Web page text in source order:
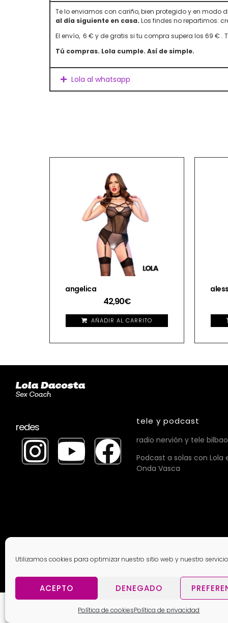
Utilizamos cookies para optimizar nuestro sitio web y nuestro
ACEPTO DENEGADO
Política de cookiesPolítica de privacidad
Te lo enviamos con cariño, bien protegido y en
al día siguiente en casa. Los findes no repartimos:
El envío, 6 € y de gratis si tu compra supera los 69 € .
Tú compras. Lola cumple. Así de simple.
Lola al whatsapp
angelica
42,90€
AÑADIR AL CARRITO
redes tele y podcast
radio nervión y tele bilbao
Podcast a solas con Lola
Onda Vasca